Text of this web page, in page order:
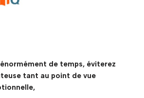
de temps, éviterez
tant au point de vue